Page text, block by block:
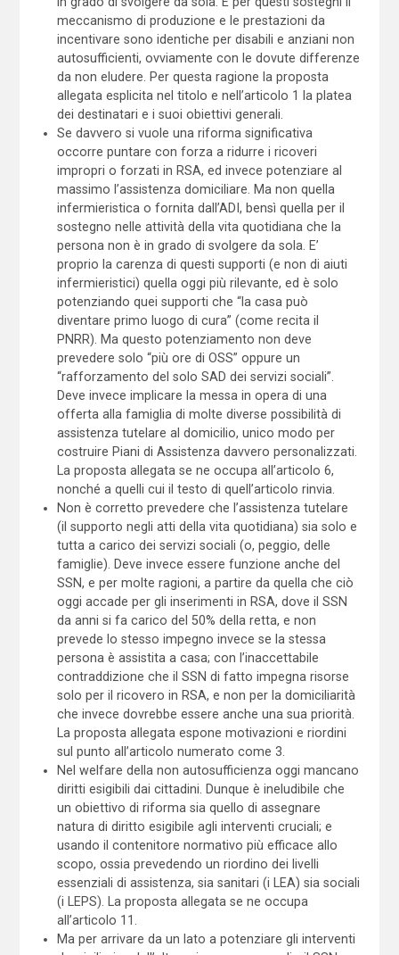
meccanismo di produzione e le prestazioni da
incentivare sono identiche per disabili e anziani non
autosufficienti, ovviamente con le dovute differenze
da non eludere. Per questa ragione la proposta
allegata esplicita nel titolo e nell’articolo 1 la platea
dei destinatari e i suoi obiettivi generali.
Se davvero si vuole una riforma significativa
occorre puntare con forza a ridurre i ricoveri
impropri o forzati in RSA, ed invece potenziare al
massimo l’assistenza domiciliare. Ma non quella
infermieristica o fornita dall’ADI, bensì quella per il
sostegno nelle attività della vita quotidiana che la
persona non è in grado di svolgere da sola. E’
proprio la carenza di questi supporti (e non di aiuti
infermieristici) quella oggi più rilevante, ed è solo
potenziando quei supporti che “la casa può
diventare primo luogo di cura” (come recita il
PNRR). Ma questo potenziamento non deve
prevedere solo “più ore di OSS” oppure un
“rafforzamento del solo SAD dei servizi sociali”.
Deve invece implicare la messa in opera di una
offerta alla famiglia di molte diverse possibilità di
assistenza tutelare al domicilio, unico modo per
costruire Piani di Assistenza davvero personalizzati.
La proposta allegata se ne occupa all’articolo 6,
nonché a quelli cui il testo di quell’articolo rinvia.
Non è corretto prevedere che l’assistenza tutelare
(il supporto negli atti della vita quotidiana) sia solo e
tutta a carico dei servizi sociali (o, peggio, delle
famiglie). Deve invece essere funzione anche del
SSN, e per molte ragioni, a partire da quella che ciò
oggi accade per gli inserimenti in RSA, dove il SSN
da anni si fa carico del 50% della retta, e non
prevede lo stesso impegno invece se la stessa
persona è assistita a casa; con l’inaccettabile
contraddizione che il SSN di fatto impegna risorse
solo per il ricovero in RSA, e non per la domiciliarità
che invece dovrebbe essere anche una sua priorità.
La proposta allegata espone motivazioni e riordini
sul punto all’articolo numerato come 3.
Nel welfare della non autosufficienza oggi mancano
diritti esigibili dai cittadini. Dunque è ineludibile che
un obiettivo di riforma sia quello di assegnare
natura di diritto esigibile agli interventi cruciali; e
usando il contenitore normativo più efficace allo
scopo, ossia prevedendo un riordino dei livelli
essenziali di assistenza, sia sanitari (i LEA) sia sociali
(i LEPS). La proposta allegata se ne occupa
all’articolo 11.
Ma per arrivare da un lato a potenziare gli interventi